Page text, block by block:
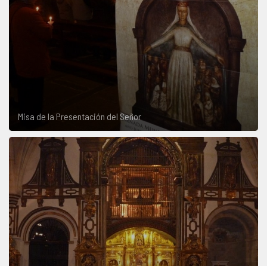
Misa de la Presentación del Señor